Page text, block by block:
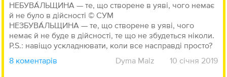
НЕБУВА́ЛЬЩИНА — те, що створене в уяві, чого немає
й не було в дійсності © СУМ
НЕЗБУВА́ЛЬЩИНА — те, що створене в уяві, чого
немає й не буде в дійсності, те що не збудеться ніколи.
P.S.: навіщо ускладнювати, коли все насправді просто?
8 коментарів
Dyma Malz 10 січня 2019